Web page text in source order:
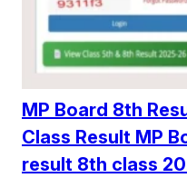
MP Board 8th
Class Result MP
result 8th class